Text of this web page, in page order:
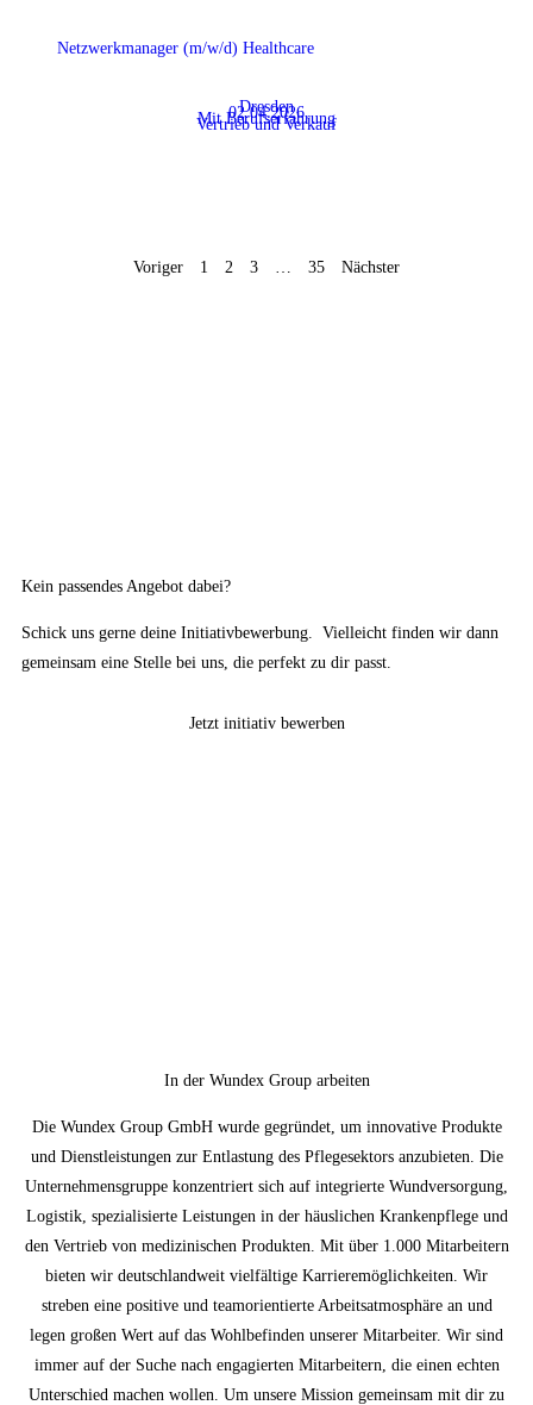
Netzwerkmanager (m/w/d) Healthcare
Dresden
02.04.2026
Mit Berufserfahrung
Vertrieb und Verkauf
Voriger 1 2 3 35 Nächster
Kein passendes Angebot dabei?
Schick uns gerne deine Initiativbewerbung. Vielleicht finden wir dann
gemeinsam eine Stelle bei uns, die perfekt zu dir passt.
Jetzt initiativ bewerben
In der Wundex Group arbeiten
Die Wundex Group GmbH wurde gegründet, um innovative Produkte
und Dienstleistungen zur Entlastung des Pflegesektors anzubieten. Die
Unternehmensgruppe konzentriert sich auf integrierte Wundversorgung,
Logistik, spezialisierte Leistungen in der häuslichen Krankenpflege und
den Vertrieb von medizinischen Produkten. Mit über 1.000 Mitarbeitern
bieten wir deutschlandweit vielfältige Karrieremöglichkeiten. Wir
streben eine positive und teamorientierte Arbeitsatmosphäre an und
legen großen Wert auf das Wohlbefinden unserer Mitarbeiter. Wir sind
immer auf der Suche nach engagierten Mitarbeitern, die einen echten
Unterschied machen wollen. Um unsere Mission gemeinsam mit dir zu